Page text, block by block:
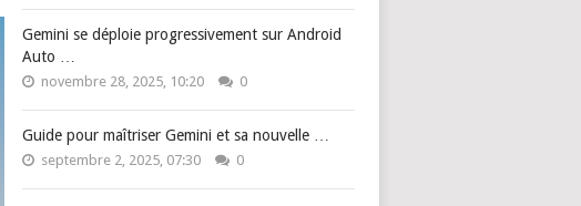
Gemini se déploie progressivement sur Android
Auto …
novembre 28, 2025, 10:20 0
Guide pour maîtriser Gemini et sa nouvelle …
septembre 2, 2025, 07:30 0